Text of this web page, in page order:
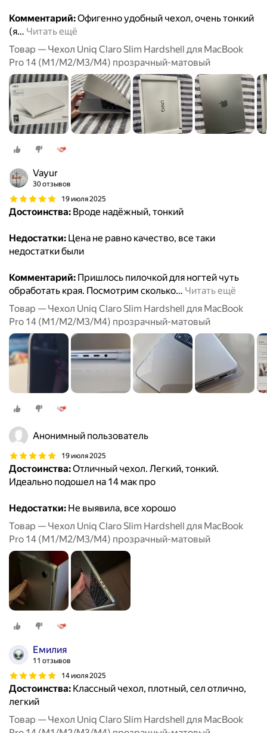
Комментарий:Офигенно удобный чехол, очень тонкий
(я… Читать ещё
Товар — Чехол Uniq Claro Slim Hardshell для MacBook
Pro 14 (M1/M2/M3/M4) прозрачный-матовый
Vayur
30 отзывов
19 июля 2025
Достоинства: Вроде надёжный, тонкий
Недостатки: Цена не равно качество, все таки
недостатки были
Комментарий: Пришлось пилочкой для ногтей чуть
обработать края. Посмотрим сколько… Читать ещё
Товар — Чехол Uniq Claro Slim Hardshell для MacBook
Pro 14 (M1/M2/M3/M4) прозрачный-матовый
Анонимный пользователь
19 июля 2025
Достоинства:Отличный чехол. Легкий, тонкий.
Идеально подошел на 14 мак про
Недостатки: Не выявила, все хорошо
Товар — Чехол Uniq Claro Slim Hardshell для MacBook
Pro 14 (M1/M2/M3/M4) прозрачный-матовый
Емилия
11 отзывов
14 июля 2025
Достоинства: Классный чехол, плотный, сел отлично,
легкий
Товар — Чехол Uniq Claro Slim Hardshell для MacBook